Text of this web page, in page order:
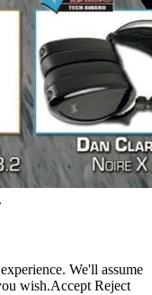
We'll assume
wish.Accept Reject